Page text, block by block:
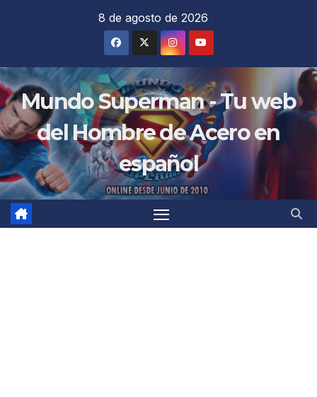
8 de agosto de 2026
Mundo Superman - Tu web
del Hombre de Acero en
español